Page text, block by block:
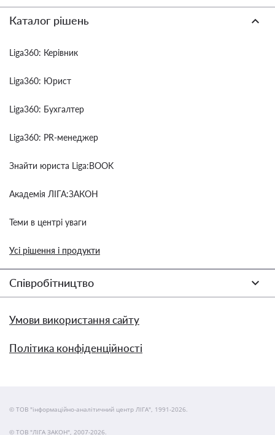
Каталог рішень
Liga360: Керівник
Liga360: Юрист
Liga360: Бухгалтер
Liga360: PR-менеджер
Знайти юриста Liga:BOOK
Академія ЛІГА:ЗАКОН
Теми в центрі уваги
Усі рішення і продукти
Співробітництво
Умови використання сайту
Політика конфіденційності
© ТОВ "інформаційно-аналітичний центр ЛІГА", 1991-2026.
© ТОВ "ЛІГА ЗАКОН", 2007-2026.